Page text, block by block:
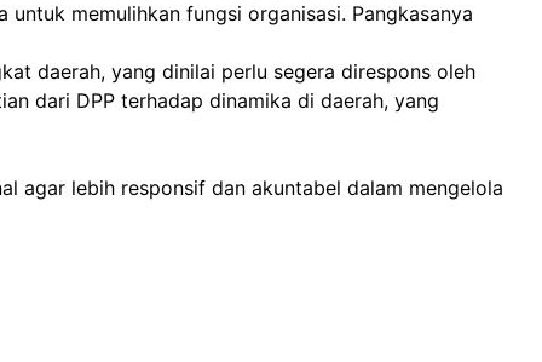
memulihkan fungsi organisasi. Pangkasanya
daerah, yang dinilai perlu segera direspons oleh
dari DPP terhadap dinamika di daerah, yang
agar lebih responsif dan akuntabel dalam mengelola